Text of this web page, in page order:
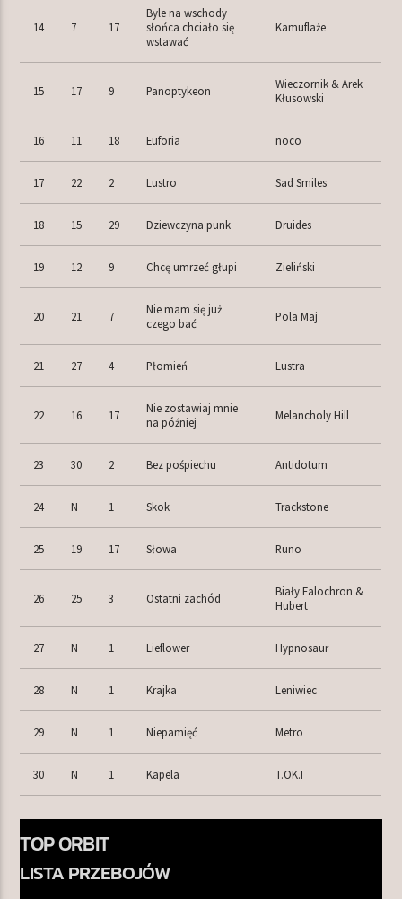
14 7 17
Byle na wschody
słońca chciało się
wstawać
Kamuflaże
15 17 9 Panoptykeon
Wieczornik & Arek
Kłusowski
16 11 18 Euforia noco
17 22 2 Lustro Sad Smiles
18 15 29 Dziewczyna punk Druides
19 12 9 Chcę umrzeć głupi Zieliński
20 21 7
Nie mam się już
czego bać
Pola Maj
21 27 4 Płomień Lustra
22 16 17
Nie zostawiaj mnie
na później
Melancholy Hill
23 30 2 Bez pośpiechu Antidotum
24 N 1 Skok Trackstone
25 19 17 Słowa Runo
26 25 3 Ostatni zachód
Biały Falochron &
Hubert
27 N 1 Lieflower Hypnosaur
28 N 1 Krajka Leniwiec
29 N 1 Niepamięć Metro
30 N 1 Kapela T.OK.I
TOP ORBIT
LISTA PRZEBOJÓW